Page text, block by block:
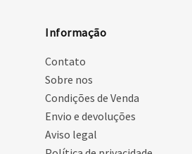
Informação
Contato
Sobre nos
Condições de Venda
Envio e devoluções
Aviso legal